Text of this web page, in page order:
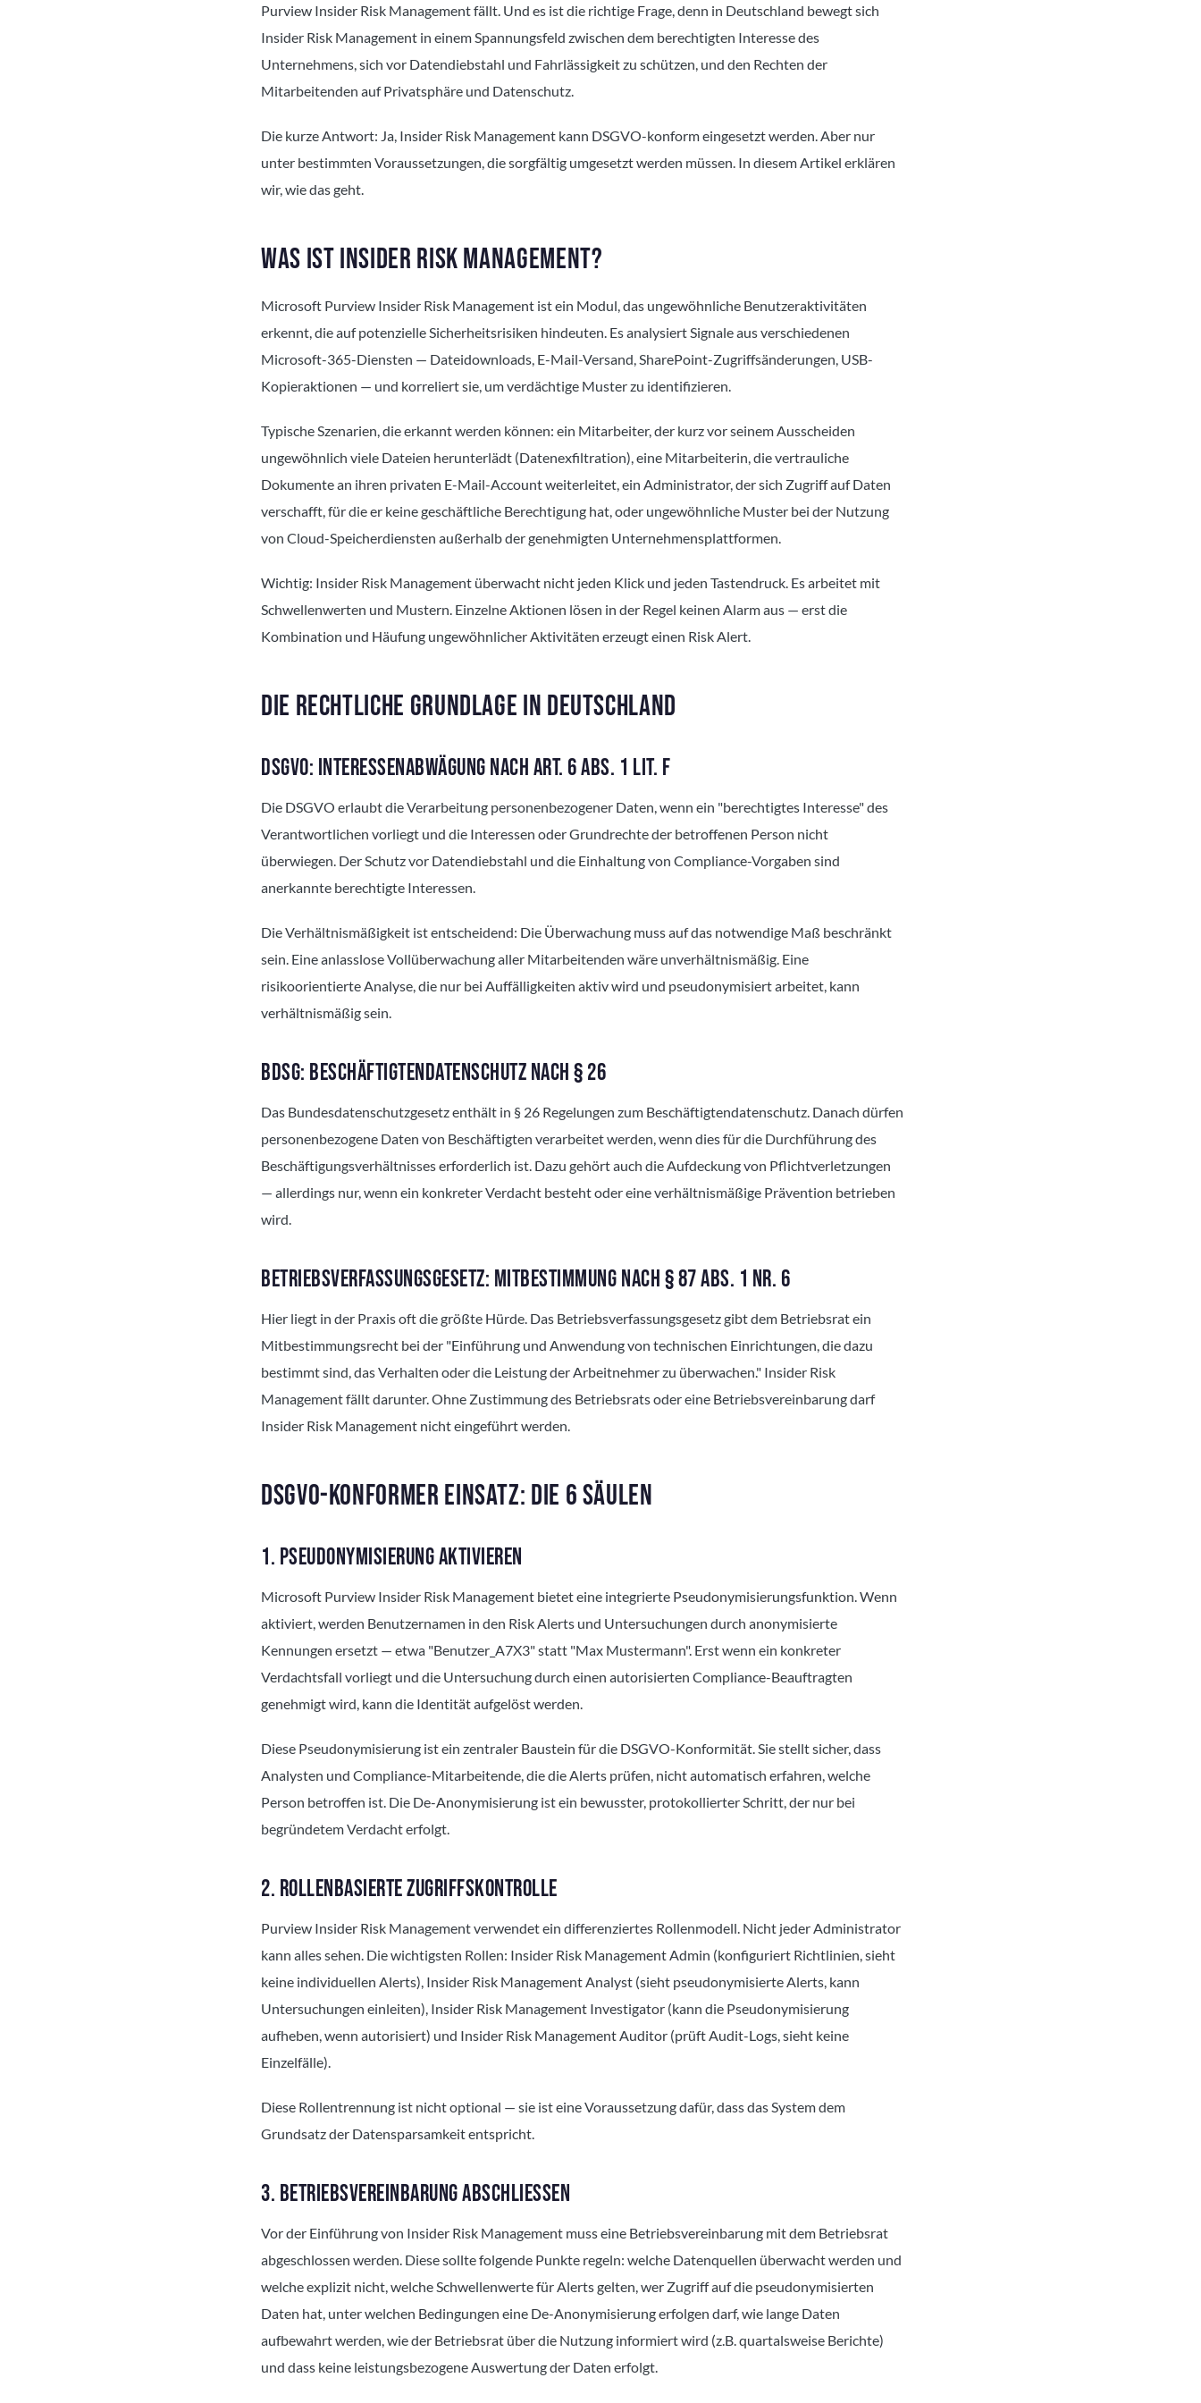
Purview Insider Risk Management fällt. Und es ist die richtige Frage, denn in Deutschland bewegt sich
Insider Risk Management in einem Spannungsfeld zwischen dem berechtigten Interesse des
Unternehmens, sich vor Datendiebstahl und Fahrlässigkeit zu schützen, und den Rechten der
Mitarbeitenden auf Privatsphäre und Datenschutz.
Die kurze Antwort: Ja, Insider Risk Management kann DSGVO-konform eingesetzt werden. Aber nur
unter bestimmten Voraussetzungen, die sorgfältig umgesetzt werden müssen. In diesem Artikel erklären
wir, wie das geht.
WAS IST INSIDER RISK MANAGEMENT?
Microsoft Purview Insider Risk Management ist ein Modul, das ungewöhnliche Benutzeraktivitäten
erkennt, die auf potenzielle Sicherheitsrisiken hindeuten. Es analysiert Signale aus verschiedenen
Microsoft-365-Diensten — Dateidownloads, E-Mail-Versand, SharePoint-Zugriffsänderungen, USB-
Kopieraktionen — und korreliert sie, um verdächtige Muster zu identifizieren.
Typische Szenarien, die erkannt werden können: ein Mitarbeiter, der kurz vor seinem Ausscheiden
ungewöhnlich viele Dateien herunterlädt (Datenexfiltration), eine Mitarbeiterin, die vertrauliche
Dokumente an ihren privaten E-Mail-Account weiterleitet, ein Administrator, der sich Zugriff auf Daten
verschafft, für die er keine geschäftliche Berechtigung hat, oder ungewöhnliche Muster bei der Nutzung
von Cloud-Speicherdiensten außerhalb der genehmigten Unternehmensplattformen.
Wichtig: Insider Risk Management überwacht nicht jeden Klick und jeden Tastendruck. Es arbeitet mit
Schwellenwerten und Mustern. Einzelne Aktionen lösen in der Regel keinen Alarm aus — erst die
Kombination und Häufung ungewöhnlicher Aktivitäten erzeugt einen Risk Alert.
DIE RECHTLICHE GRUNDLAGE IN DEUTSCHLAND
DSGVO: INTERESSENABWÄGUNG NACH ART. 6 ABS. 1 LIT. F
Die DSGVO erlaubt die Verarbeitung personenbezogener Daten, wenn ein "berechtigtes Interesse" des
Verantwortlichen vorliegt und die Interessen oder Grundrechte der betroffenen Person nicht
überwiegen. Der Schutz vor Datendiebstahl und die Einhaltung von Compliance-Vorgaben sind
anerkannte berechtigte Interessen.
Die Verhältnismäßigkeit ist entscheidend: Die Überwachung muss auf das notwendige Maß beschränkt
sein. Eine anlasslose Vollüberwachung aller Mitarbeitenden wäre unverhältnismäßig. Eine
risikoorientierte Analyse, die nur bei Auffälligkeiten aktiv wird und pseudonymisiert arbeitet, kann
verhältnismäßig sein.
BDSG: BESCHÄFTIGTENDATENSCHUTZ NACH § 26
Das Bundesdatenschutzgesetz enthält in § 26 Regelungen zum Beschäftigtendatenschutz. Danach dürfen
personenbezogene Daten von Beschäftigten verarbeitet werden, wenn dies für die Durchführung des
Beschäftigungsverhältnisses erforderlich ist. Dazu gehört auch die Aufdeckung von Pflichtverletzungen
— allerdings nur, wenn ein konkreter Verdacht besteht oder eine verhältnismäßige Prävention betrieben
wird.
BETRIEBSVERFASSUNGSGESETZ: MITBESTIMMUNG NACH § 87 ABS. 1 NR. 6
Hier liegt in der Praxis oft die größte Hürde. Das Betriebsverfassungsgesetz gibt dem Betriebsrat ein
Mitbestimmungsrecht bei der "Einführung und Anwendung von technischen Einrichtungen, die dazu
bestimmt sind, das Verhalten oder die Leistung der Arbeitnehmer zu überwachen." Insider Risk
Management fällt darunter. Ohne Zustimmung des Betriebsrats oder eine Betriebsvereinbarung darf
Insider Risk Management nicht eingeführt werden.
DSGVO-KONFORMER EINSATZ: DIE 6 SÄULEN
1. PSEUDONYMISIERUNG AKTIVIEREN
Microsoft Purview Insider Risk Management bietet eine integrierte Pseudonymisierungsfunktion. Wenn
aktiviert, werden Benutzernamen in den Risk Alerts und Untersuchungen durch anonymisierte
Kennungen ersetzt — etwa "Benutzer_A7X3" statt "Max Mustermann". Erst wenn ein konkreter
Verdachtsfall vorliegt und die Untersuchung durch einen autorisierten Compliance-Beauftragten
genehmigt wird, kann die Identität aufgelöst werden.
Diese Pseudonymisierung ist ein zentraler Baustein für die DSGVO-Konformität. Sie stellt sicher, dass
Analysten und Compliance-Mitarbeitende, die die Alerts prüfen, nicht automatisch erfahren, welche
Person betroffen ist. Die De-Anonymisierung ist ein bewusster, protokollierter Schritt, der nur bei
begründetem Verdacht erfolgt.
2. ROLLENBASIERTE ZUGRIFFSKONTROLLE
Purview Insider Risk Management verwendet ein differenziertes Rollenmodell. Nicht jeder Administrator
kann alles sehen. Die wichtigsten Rollen: Insider Risk Management Admin (konfiguriert Richtlinien, sieht
keine individuellen Alerts), Insider Risk Management Analyst (sieht pseudonymisierte Alerts, kann
Untersuchungen einleiten), Insider Risk Management Investigator (kann die Pseudonymisierung
aufheben, wenn autorisiert) und Insider Risk Management Auditor (prüft Audit-Logs, sieht keine
Einzelfälle).
Diese Rollentrennung ist nicht optional — sie ist eine Voraussetzung dafür, dass das System dem
Grundsatz der Datensparsamkeit entspricht.
3. BETRIEBSVEREINBARUNG ABSCHLIESSEN
Vor der Einführung von Insider Risk Management muss eine Betriebsvereinbarung mit dem Betriebsrat
abgeschlossen werden. Diese sollte folgende Punkte regeln: welche Datenquellen überwacht werden und
welche explizit nicht, welche Schwellenwerte für Alerts gelten, wer Zugriff auf die pseudonymisierten
Daten hat, unter welchen Bedingungen eine De-Anonymisierung erfolgen darf, wie lange Daten
aufbewahrt werden, wie der Betriebsrat über die Nutzung informiert wird (z.B. quartalsweise Berichte)
und dass keine leistungsbezogene Auswertung der Daten erfolgt.